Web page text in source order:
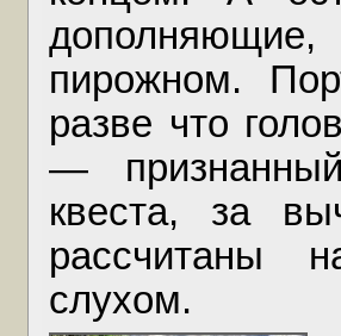
пирожном.
разве что
—
квеста, за
рассчитаны
слухом.